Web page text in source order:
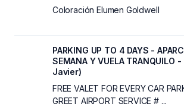
Coloración Elumen Goldwell
PARKING UP TO 4 DAYS -
SEMANA Y VUELA TRANQUILO
Javier)
FREE VALET FOR EVERY CAR
GREET AIRPORT SERVICE # ...